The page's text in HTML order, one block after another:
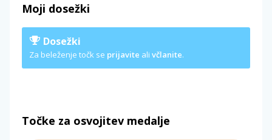
Moji dosežki
Dosežki
Za beleženje točk se prijavite ali včlanite.
Točke za osvojitev medalje